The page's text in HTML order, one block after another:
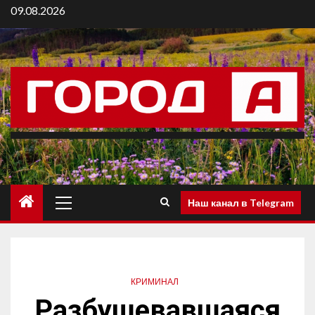
09.08.2026
Наш канал в Telegram
КРИМИНАЛ